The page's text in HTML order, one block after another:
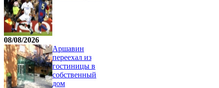
08/08/2026
Аршавин
переехал из
гостиницы в
собственный
дом